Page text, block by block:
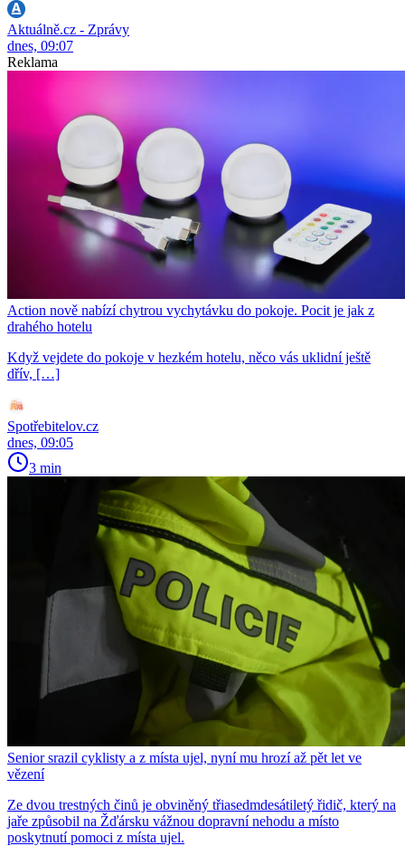
Aktuálně.cz - Zprávy
dnes, 09:07
Reklama
Action nově nabízí chytrou vychytávku do pokoje. Pocit je jak z
drahého hotelu
Když vejdete do pokoje v hezkém hotelu, něco vás uklidní ještě
dřív, […]
Spotřebitelov.cz
dnes, 09:05
3 min
Senior srazil cyklisty a z místa ujel, nyní mu hrozí až pět let ve
vězení
Ze dvou trestných činů je obviněný třiasedmdesátiletý řidič, který na
jaře způsobil na Žďársku vážnou dopravní nehodu a místo
poskytnutí pomoci z místa ujel.